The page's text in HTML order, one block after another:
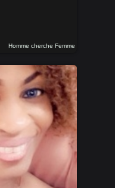
Homme cherche Femme